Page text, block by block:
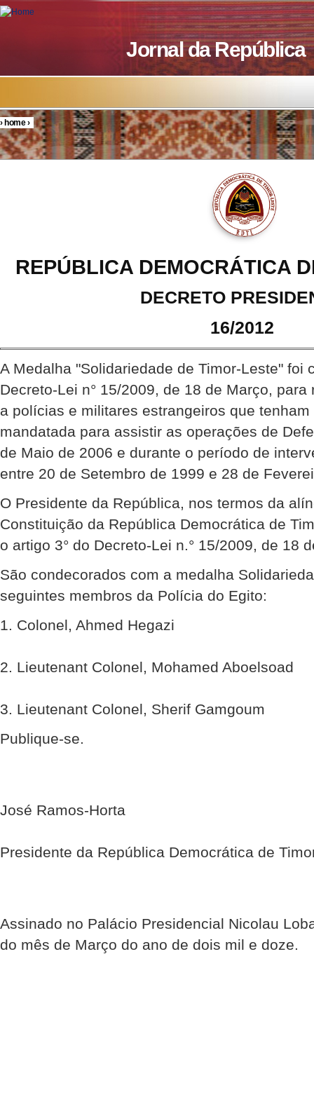
Skip to main content
Jornal da República
You are here
›home›
REPÚBLICA DEMOCRÁTICA
DECRETO
16/2012
A Medalha "Solidariedade de Timor-Leste" foi
Decreto-Lei n° 15/2009, de 18 de Março,
a polícias e militares estrangeiros que
mandatada para assistir as operações de
de Maio de 2006 e durante o período de
entre 20 de Setembro de 1999 e 28 de
O Presidente da República, nos termos da
Constituição da República Democrática de
o artigo 3° do Decreto-Lei n.° 15/2009, de 18
São condecorados com a medalha
seguintes membros da Polícia do Egito:
1. Colonel, Ahmed Hegazi
2. Lieutenant Colonel, Mohamed Aboelsoad
3. Lieutenant Colonel, Sherif Gamgoum
Publique-se.
José Ramos-Horta
Presidente da República Democrática de
Assinado no Palácio Presidencial Nicolau
do mês de Março do ano de dois mil e doze.